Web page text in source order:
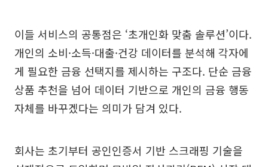
이들 서비스의 공통점은 ‘초개인화 맞춤 솔루션’이다.
개인의 소비·소득·대출·건강 데이터를 분석해 각자에
게 필요한 금융 선택지를 제시하는 구조다. 단순 금융
상품 추천을 넘어 데이터 기반으로 개인의 금융 행동
자체를 바꾸겠다는 의미가 담겨 있다.
회사는 초기부터 공인인증서 기반 스크래핑 기술을